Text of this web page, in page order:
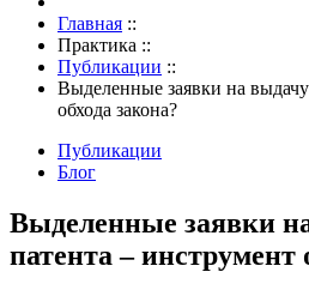
Главная ::
Практика ::
Публикации ::
Выделенные заявки на
обхода закона?
Публикации
Блог
Выделенные заявки
патента – инструмент